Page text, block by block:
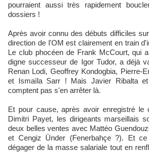
pourraient aussi très rapidement
dossiers !
Après avoir connu des débuts difficiles
direction de l'OM est clairement en train
Le club phocéen de Frank McCourt, qui
digne successeur de Igor Tudor, a déjà
Renan Lodi, Geoffrey Kondogbia, Pierre-
et Ismaïla Sarr ! Mais Javier Ribalta
comptent pas s'en arrêter là.
Et pour cause, après avoir enregistré le
Dimitri Payet, les dirigeants marseillais
deux belles ventes avec Mattéo
et Cengiz Ünder (Fenerbahçe ?). Et
dégager de la masse salariale tout en